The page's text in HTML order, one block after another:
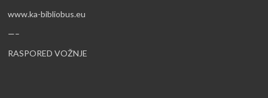
www.ka-bibliobus.eu
—–
RASPORED VOŽNJE